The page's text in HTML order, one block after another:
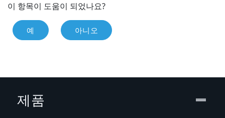
이 항목이 도움이 되었나요?
예 아니오
제품